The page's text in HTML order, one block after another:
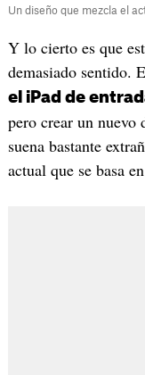
Un diseño que mezcla el
Y lo cierto es que
demasiado sentido.
el iPad de
pero crear un nuevo
suena bastante
actual que se basa